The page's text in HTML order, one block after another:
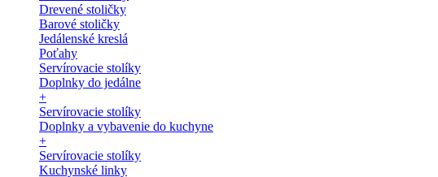
Drevené stoličky
Barové stoličky
Jedálenské kreslá
Poťahy
Servírovacie stolíky
Doplnky do jedálne
+
Servírovacie stolíky
Doplnky a vybavenie do kuchyne
+
Servírovacie stolíky
Kuchynské linky